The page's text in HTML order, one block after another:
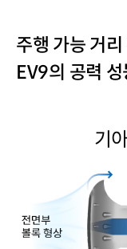
주행 가능 거
EV9의 공력 성